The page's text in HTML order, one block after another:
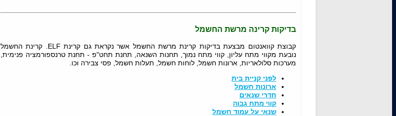
בדיקות קרינה מרשת החשמל
קבוצת קוואנטום מבצעת בדיקות קרינת מרשת החשמל אשר נקראת גם קרינת ELF. קרינת החשמל
נובעת מקווי מתח עליון, קווי מתח נמוך, תחנות השנאה, תחנת תחט"פ - תחנת טרנספורמציה פנימית,
מערכות סלולאריות, ארונות חשמל, לוחות חשמל, תעלות חשמל, פסי צבירה וכו.
לפני קניית בית
ארונות חשמל
חדרי שנאים
קווי מתח גבוה
שנאי על עמוד חשמל